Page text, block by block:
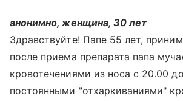
анонимно, женщина, 30 лет
Здравствуйте! Папе 55 лет,
после приема препарата папа
кровотечениями из носа с 20.00
постоянными "отхаркиваниями"